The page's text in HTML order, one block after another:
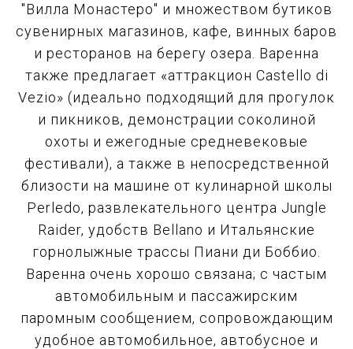
"Вилла Монастеро" и множеством бутиков
сувенирных магазинов, кафе, винных баров
и ресторанов на берегу озера. Варенна
также предлагает «аттракцион Castello di
Vezio» (идеально подходящий для прогулок
и пикников, демонстрации соколиной
охоты и ежегодные средневековые
фестивали), а также в непосредственной
близости на машине от кулинарной школы
Perledo, развлекательного центра Jungle
Raider, удобств Bellano и Итальянские
горнолыжные трассы Пиани ди Боббио.
Варенна очень хорошо связана; с частым
автомобильным и пассажирским
паромным сообщением, сопровождающим
удобное автомобильное, автобусное и